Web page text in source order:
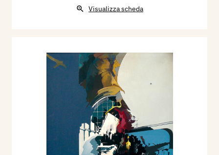
Visualizza scheda